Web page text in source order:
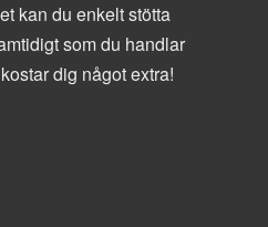
kan du enkelt stötta
som du handlar
dig något extra!